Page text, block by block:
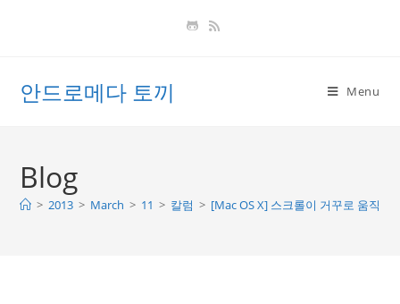
안드로메다 토끼 Menu
Blog
> 2013 > March > 11 > 칼럼 > [Mac OS X] 스크롤이 거꾸로 움직여